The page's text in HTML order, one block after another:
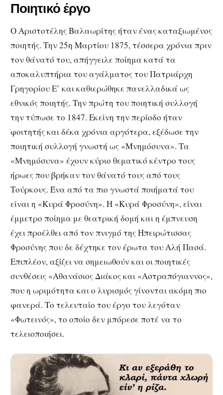
Ποιητικό έργο
Ο Αριστοτέλης Βαλαωρίτης ήταν ένας καταξιωμένος
ποιητής. Την 25η Μαρτίου 1875, τέσσερα χρόνια πριν
τον θάνατό του, απήγγειλε ποίημα κατά τα
αποκαλυπτήρια του αγάλματος του Πατριάρχη
Γρηγορίου Ε’ και καθιερώθηκε πανελλαδικά ως
εθνικός ποιητής. Την πρώτη του ποιητική συλλογή
την τύπωσε το 1847. Εκείνη την περίοδο ήταν
φοιτητής και δέκα χρόνια αργότερα, εξέδωσε την
ποιητική συλλογή γνωστή ως «Μνημόσυνα». Τα
«Μνημόσυνα» έχουν κύριο θεματικό κέντρο τους
ήρωες που βρήκαν τον θάνατό τους από τους
Τούρκους. Ένα από τα πιο γνωστά ποιήματά του
είναι η «Κυρά Φροσύνη». Η «Κυρά Φροσύνη», είναι
έμμετρο ποίημα με θεατρική δομή και η έμπνευση
έχει προέλθει από τον πνιγμό της Ηπειρώτισσας
Φροσύνης που δε δέχτηκε τον έρωτα του Αλή Πασά.
Επιπλέον, αξίζει να σημειωθούν και οι ποιητικές
συνθέσεις «Αθανάσιος Διάκος και «Αστραπόγιαννος»,
που η ωριμότητα και ο λυρισμός γίνονται ακόμη πιο
φανερά. Το τελευταίο του έργο του λεγόταν
«Φωτεινός», το οποίο δεν μπόρεσε ποτέ να το
τελειοποιήσει.